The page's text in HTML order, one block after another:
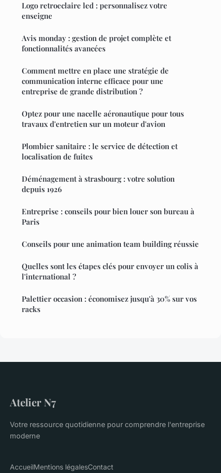
Logo retroeclaire led : personnalisez votre
enseigne
Avis monday : gestion de projet complète et
fonctionnalités avancées
Comment mettre en place une stratégie de
communication interne efficace pour une
entreprise de grande distribution ?
Optez pour une nacelle aéronautique pour tous
travaux d'entretien sur un moteur d'avion
Plombier sanitaire : le service de détection et
localisation de fuites
Déménagement à strasbourg : votre solution
depuis 1926
Entreprise : conseils pour bien louer son bureau à
Paris
Conseils pour une animation team building réussie
Quelles sont les étapes clés pour envoyer un colis à
l'international ?
Palettier occasion : économisez jusqu'à 30% sur vos
racks
Atelier N7
Votre ressource quotidienne pour comprendre l'entreprise
moderne
AccueilMentions légalesContact